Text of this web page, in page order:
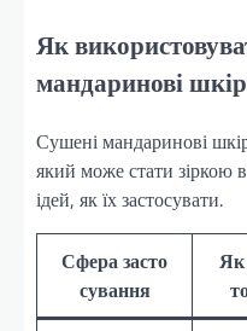
Як
мандаринові
Сушені мандаринові
який може стати зіркою
ідей, як їх застосувати.
Сфера засто
сування
Як